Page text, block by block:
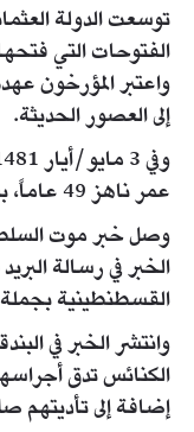
توسعت الدولة
الفتوحات التي
واعتبر المؤرخون
إلى العصور الحديثة.
عمر ناهز 49 عاماً، بعد أن حكم 30 عاماً.
الخبر في رسالة
القسطنطينية
وانتشر الخبر في
الكنائس تدق
إضافة إلى تأديتهم